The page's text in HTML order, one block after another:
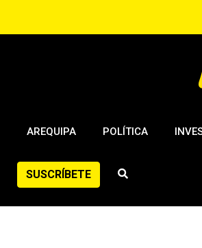
AREQUIPA POLÍTICA
SUSCRÍBETE